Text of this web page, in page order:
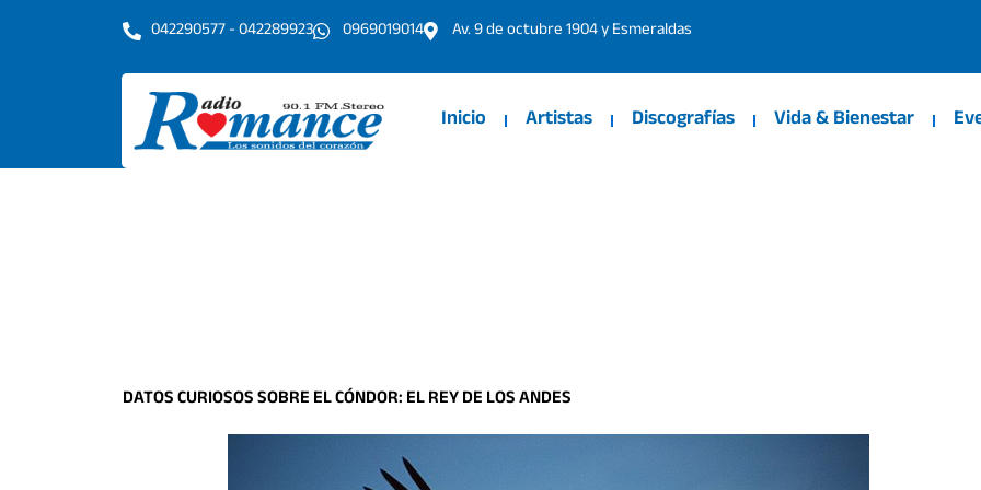
042290577 - 042289923 0969019014 Av. 9 de octubre 1904 y Esmeraldas
Inicio Artistas Discografías Vida & Bienestar
DATOS CURIOSOS SOBRE EL CÓNDOR: EL REY DE LOS ANDES